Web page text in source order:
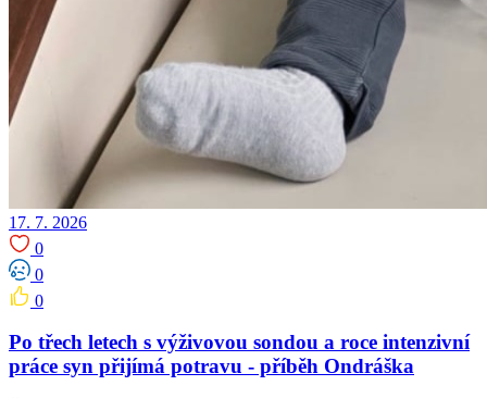
17. 7. 2026
0
0
0
Po třech letech s výživovou sondou a roce intenzivní
práce syn přijímá potravu -⁠⁠⁠⁠⁠⁠ příběh Ondráška